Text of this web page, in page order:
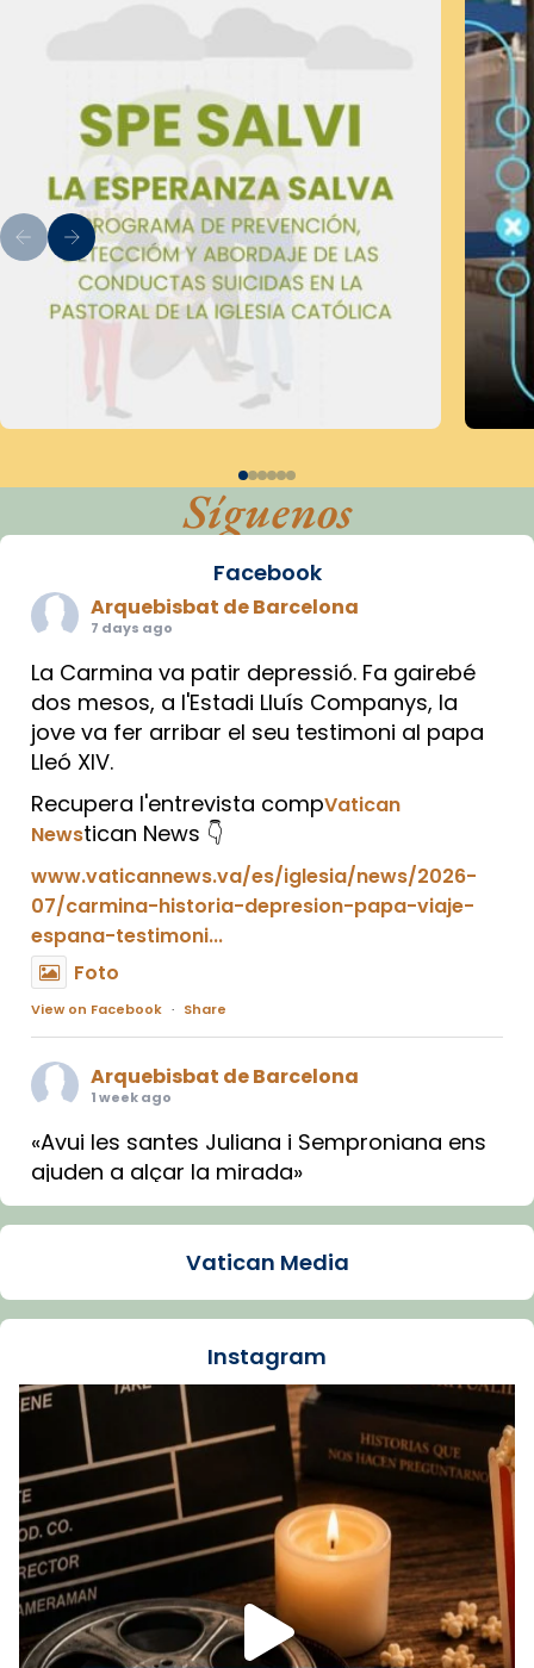
Síguenos
Facebook
Arquebisbat de Barcelona
7 days ago
La Carmina va patir depressió. Fa gairebé
dos mesos, a l'Estadi Lluís Companys, la
jove va fer arribar el seu testimoni al papa
Lleó XIV.
Recupera l'entrevista compVatican
Newstican News 👇
www.vaticannews.va/es/iglesia/news/2026-
07/carmina-historia-depresion-papa-viaje-
espana-testimoni...
Foto
View on Facebook · Share
Arquebisbat de Barcelona
1 week ago
«Avui les santes Juliana i Semproniana ens
ajuden a alçar la mirada»
Mons. Sergi Gordo, bisbe de Tortosa, ha
Santes de Mataró.
🔗tinyurl.com/cvu5jmbk
Foto
View on Facebook Share
Arquebisbat de Barcelonais at Catedral
de Barcelona.
1 week ago
Aquest dilluns, 27 de juliol, ha tingut lloc la
missa d’acció de gràcies en agraïment al
comitè organitzador de la visita apostòlica
Vatican Media
Instagram